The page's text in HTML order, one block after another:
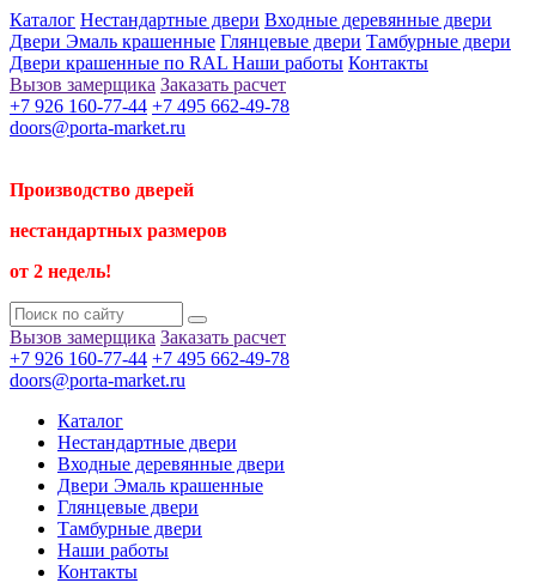
Каталог Нестандартные двери Входные деревянные двери
Двери Эмаль крашенные Глянцевые двери Тамбурные двери
Двери крашенные по RAL Наши работы Контакты
Вызов замерщика Заказать расчет
+7 926 160-77-44 +7 495 662-49-78
doors@porta-market.ru
Производство дверей
нестандартных размеров
от 2 недель!
Вызов замерщика Заказать расчет
+7 926 160-77-44 +7 495 662-49-78
doors@porta-market.ru
Каталог
Нестандартные двери
Входные деревянные двери
Двери Эмаль крашенные
Глянцевые двери
Тамбурные двери
Наши работы
Контакты